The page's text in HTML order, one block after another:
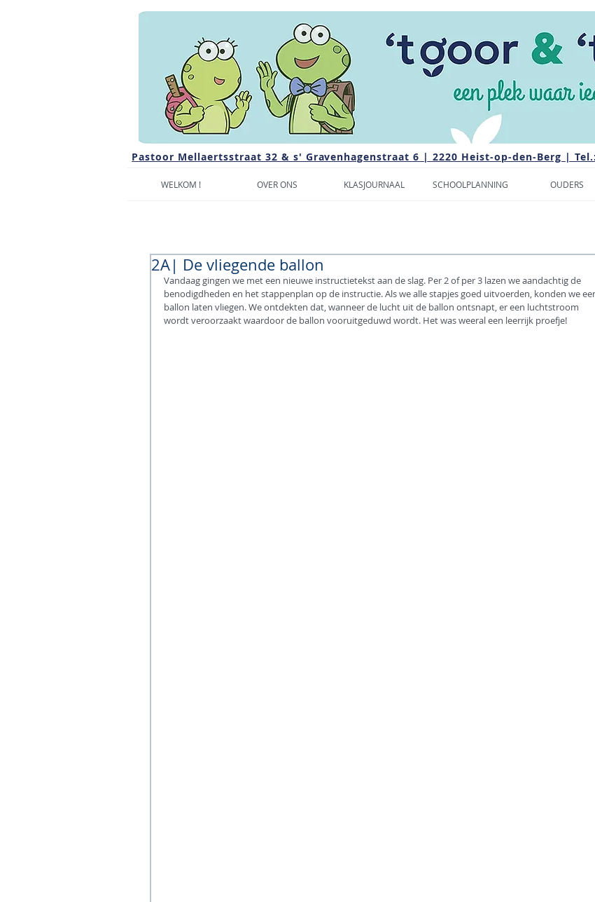
Pastoor Mellaertsstraat 32 & s' Gravenhagenstraat 6 | 2220 Heist-op-den-Berg |
WELKOM ! OVER ONS KLASJOURNAAL SCHOOLPLANNING OUDERS
2A| De vliegende ballon
Vandaag gingen we met een nieuwe instructietekst aan de slag. Per 2 of per 3 lazen we aandachtig de
benodigdheden en het stappenplan op de instructie. Als we alle stapjes goed uitvoerden, konden we
ballon laten vliegen. We ontdekten dat, wanneer de lucht uit de ballon ontsnapt, er een luchtstroom
wordt veroorzaakt waardoor de ballon vooruitgeduwd wordt. Het was weeral een leerrijk proefje!